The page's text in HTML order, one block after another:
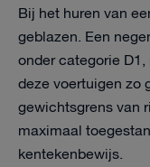
Bij het huren van
geblazen. Een
onder categorie
deze voertuigen zo
gewichtsgrens van
maximaal
kentekenbewijs.